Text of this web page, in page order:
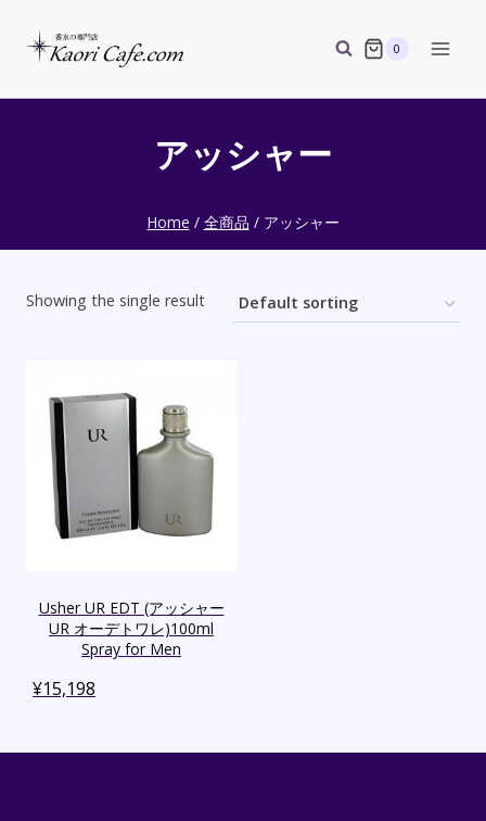
0
アッシャー
Home / 全商品 / アッシャー
Showing the single result
Usher UR EDT (アッシャー
UR オーデトワレ)100ml
Spray for Men
¥15,198